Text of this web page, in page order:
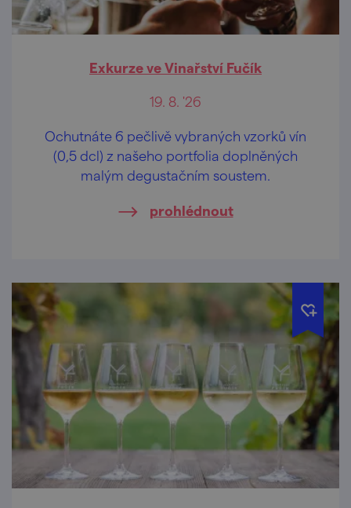
Exkurze ve Vinařství Fučík
19. 8. '26
Ochutnáte 6 pečlivě vybraných vzorků vín
(0,5 dcl) z našeho portfolia doplněných
malým degustačním soustem.
prohlédnout